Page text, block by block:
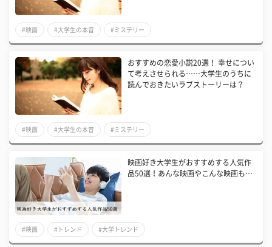
#映画 #大学生の本音 #ミステリー
おすすめの恋愛小説20選！ 幸せについ
て考えさせられる……大学生のうちに
読んでおきたいラブストーリーは？
#映画 #大学生の本音 #ミステリー
映画好き大学生がおすすめする人気作
品50選！あんな映画やこんな映画も…
#映画 #トレンド #大学トレンド